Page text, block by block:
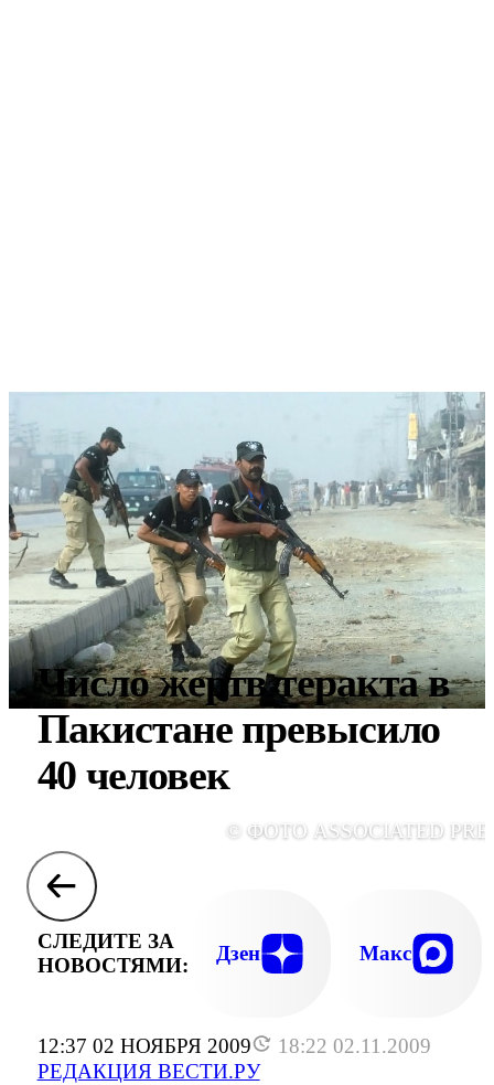
12:37 02 НОЯБРЯ 2009
18:22 02.11.2009
РЕДАКЦИЯ ВЕСТИ.РУ
Число жертв теракта в
Пакистане превысило
40 человек
© ФОТО ASSOCIATED
СЛЕДИТЕ ЗА
НОВОСТЯМИ:
Дзен Макс